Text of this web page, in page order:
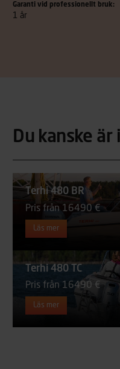
Garanti vid professionellt bruk:
1 år
Du kanske är
Terhi 480 BR
Pris från 16490 €
Läs mer
Terhi 480 TC
Pris från 16490 €
Läs mer